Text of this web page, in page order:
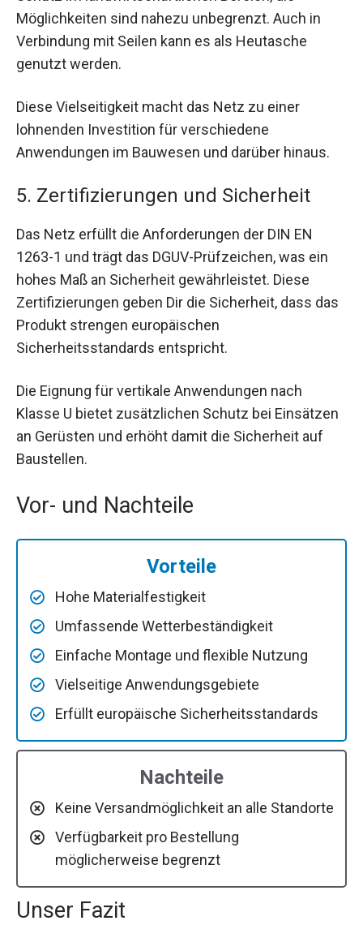
Möglichkeiten sind nahezu unbegrenzt. Auch in
Verbindung mit Seilen kann es als Heutasche
genutzt werden.
Diese Vielseitigkeit macht das Netz zu einer
lohnenden Investition für verschiedene
Anwendungen im Bauwesen und darüber hinaus.
5. Zertifizierungen und Sicherheit
Das Netz erfüllt die Anforderungen der DIN EN
1263-1 und trägt das DGUV-Prüfzeichen, was ein
hohes Maß an Sicherheit gewährleistet. Diese
Zertifizierungen geben Dir die Sicherheit, dass das
Produkt strengen europäischen
Sicherheitsstandards entspricht.
Die Eignung für vertikale Anwendungen nach
Klasse U bietet zusätzlichen Schutz bei Einsätzen
an Gerüsten und erhöht damit die Sicherheit auf
Baustellen.
Vor- und Nachteile
Vorteile
Hohe Materialfestigkeit
Umfassende Wetterbeständigkeit
Einfache Montage und flexible Nutzung
Vielseitige Anwendungsgebiete
Erfüllt europäische Sicherheitsstandards
Nachteile
Keine Versandmöglichkeit an alle Standorte
Verfügbarkeit pro Bestellung
möglicherweise begrenzt
Unser Fazit